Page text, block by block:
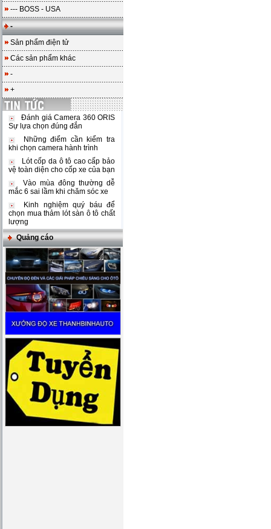
--- BOSS - USA
-
Sản phẩm điện tử
Các sản phẩm khác
-
+
Đánh giá Camera 360 ORIS
Sự lựa chọn đúng đắn
Những điểm cần kiểm tra
khi chọn camera hành trình
Lót cốp da ô tô cao cấp bảo
vệ toàn diện cho cốp xe của bạn
Vào mùa đông thường dễ
mắc 6 sai lầm khi chăm sóc xe
Kinh nghiệm quý báu để
chọn mua thảm lót sàn ô tô chất
lượng
Quảng cáo